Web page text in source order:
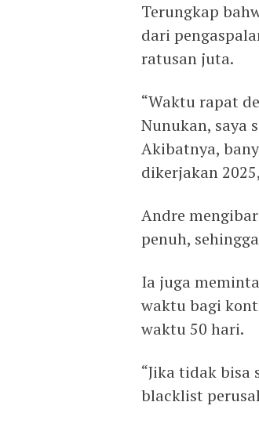
Terungkap
dari
ratusan juta.
“Waktu rapat
Nunukan, saya
Akibatnya,
dikerjakan
Andre
penuh,
Ia juga
waktu bagi
waktu 50 hari.
“Jika tidak bisa
blacklist